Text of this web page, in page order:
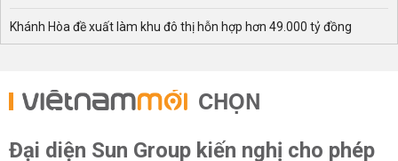
Khánh Hòa đề xuất làm khu đô thị hỗn hợp hơn 49.000 tỷ đồng
CHỌN
Đại diện Sun Group kiến nghị cho phép